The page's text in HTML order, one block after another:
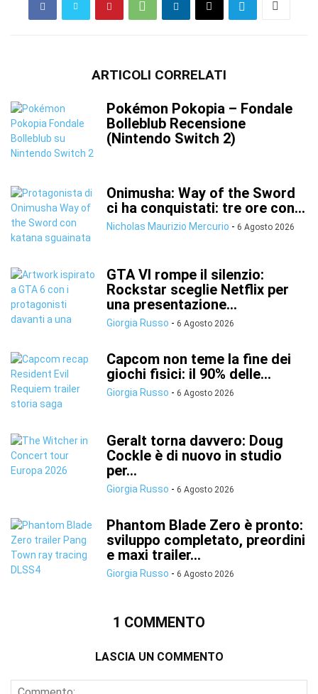
ARTICOLI CORRELATI
Pokémon Pokopia – Fondale
Bolleblub Recensione
(Nintendo Switch 2)
Onimusha: Way of the Sword
ci ha conquistati: tre ore con...
Nicholas Maurizio Mercurio - 6 Agosto 2026
GTA VI rompe il silenzio:
Rockstar sceglie Netflix per
una presentazione...
Giorgia Russo - 6 Agosto 2026
Capcom non teme la fine dei
giochi fisici: il 90% delle...
Giorgia Russo - 6 Agosto 2026
Geralt torna davvero: Doug
Cockle è di nuovo in studio
per...
Giorgia Russo - 6 Agosto 2026
Phantom Blade Zero è pronto:
sviluppo completato, preordini
e maxi trailer...
Giorgia Russo - 6 Agosto 2026
1 COMMENTO
LASCIA UN COMMENTO